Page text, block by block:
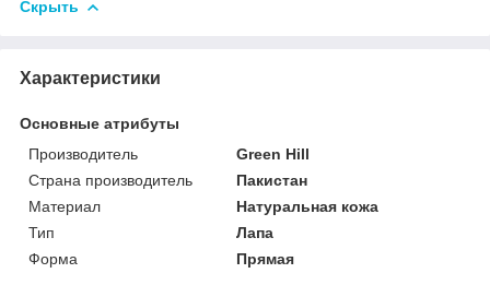
Скрыть
Характеристики
Основные атрибуты
Производитель
Green Hill
Страна производитель
Пакистан
Материал
Натуральная кожа
Тип
Лапа
Форма
Прямая